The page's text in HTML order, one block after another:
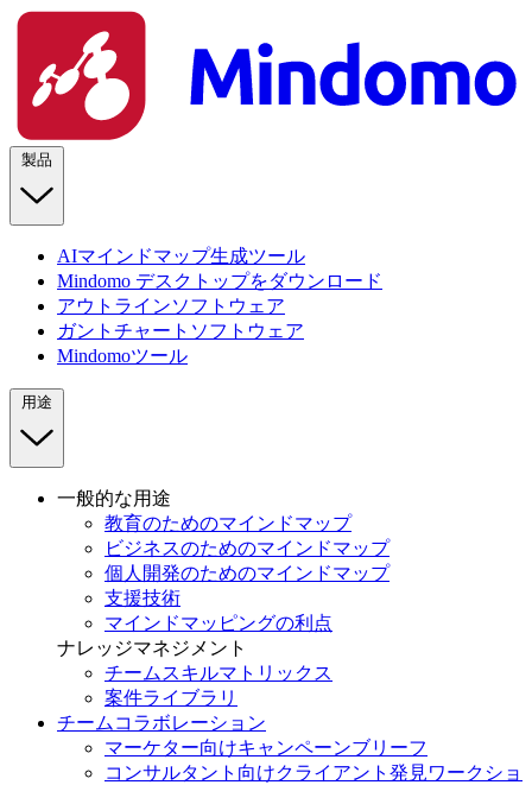
製品
AIマインドマップ生成ツール
Mindomo デスクトップをダウンロード
アウトラインソフトウェア
ガントチャートソフトウェア
Mindomoツール
用途
一般的な用途
教育のためのマインドマップ
ビジネスのためのマインドマップ
個人開発のためのマインドマップ
支援技術
マインドマッピングの利点
ナレッジマネジメント
チームスキルマトリックス
案件ライブラリ
チームコラボレーション
マーケター向けキャンペーンブリーフ
コンサルタント向けクライアント発見ワークショ